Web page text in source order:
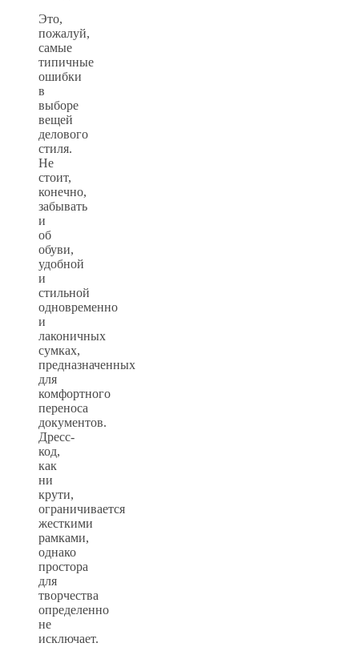
Это,
пожалуй,
самые
типичные
ошибки
в
выборе
вещей
делового
стиля.
Не
стоит,
конечно,
забывать
и
об
обуви,
удобной
и
стильной
одновременно
и
лаконичных
сумках,
предназначенных
для
комфортного
переноса
документов.
Дресс-
код,
как
ни
крути,
ограничивается
жесткими
рамками,
однако
простора
для
творчества
определенно
не
исключает.